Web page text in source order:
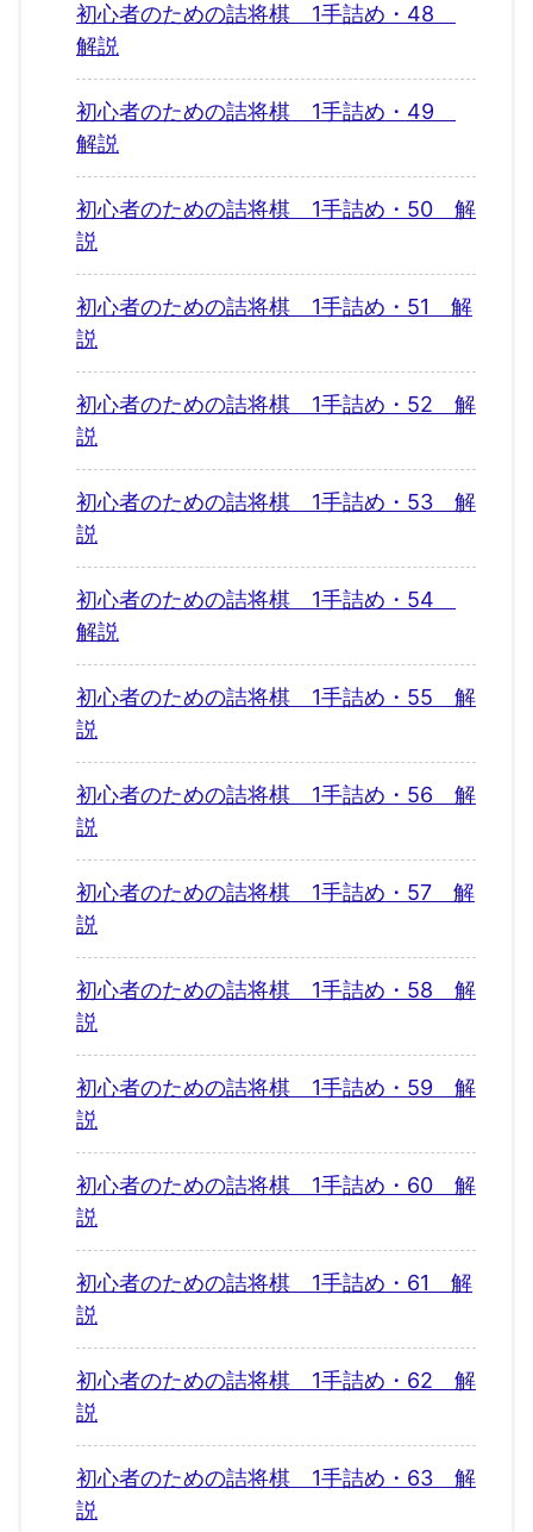
初心者のための詰将棋 1手詰め・48
解説
初心者のための詰将棋 1手詰め・49
解説
初心者のための詰将棋 1手詰め・50 解
説
初心者のための詰将棋 1手詰め・51 解
説
初心者のための詰将棋 1手詰め・52 解
説
初心者のための詰将棋 1手詰め・53 解
説
初心者のための詰将棋 1手詰め・54
解説
初心者のための詰将棋 1手詰め・55 解
説
初心者のための詰将棋 1手詰め・56 解
説
初心者のための詰将棋 1手詰め・57 解
説
初心者のための詰将棋 1手詰め・58 解
説
初心者のための詰将棋 1手詰め・59 解
説
初心者のための詰将棋 1手詰め・60 解
説
初心者のための詰将棋 1手詰め・61 解
説
初心者のための詰将棋 1手詰め・62 解
説
初心者のための詰将棋 1手詰め・63 解
説